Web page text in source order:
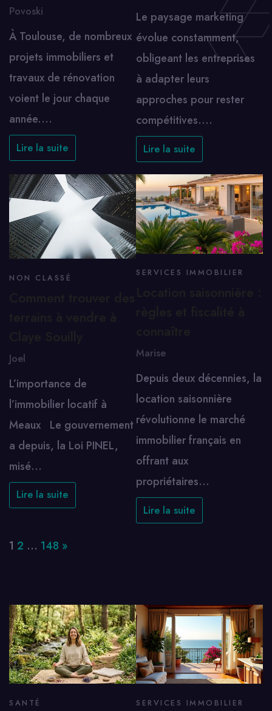
Povoski
À Toulouse, de nombreux
projets immobiliers et
travaux de rénovation
voient le jour chaque
année.…
Lire la suite
Le paysage marketing
évolue constamment,
obligeant les entreprises
à adapter leurs
approches pour rester
compétitives.…
Lire la suite
NON CLASSÉ
Joel
L’importance de
l’immobilier locatif à
Meaux Le gouvernement
a depuis, la Loi PINEL,
misé…
Lire la suite
SERVICES IMMOBILIER
Marise
Depuis deux décennies, la
location saisonnière
révolutionne le marché
immobilier français en
offrant aux
propriétaires…
Lire la suite
Page:
1 2 … 148 Next
»
SANTÉ SERVICES IMMOBILIER